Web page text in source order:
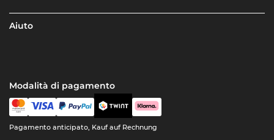
Aiuto
Modalità di pagamento
Pagamento anticipato, Kauf auf Rechnung